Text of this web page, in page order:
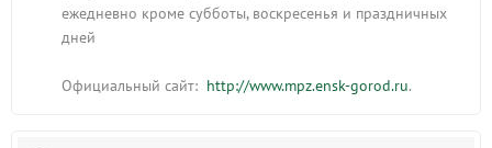
ежедневно кроме субботы, воскресенья и праздничных
дней
Официальный сайт: http://www.mpz.ensk-gorod.ru.